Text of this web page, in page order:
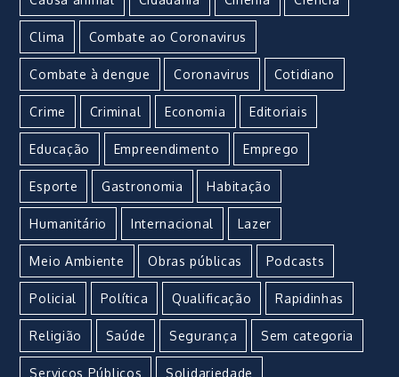
Clima Combate ao Coronavirus
Combate à dengue Coronavirus Cotidiano
Crime Criminal Economia Editoriais
Educação Empreendimento Emprego
Esporte Gastronomia Habitação
Humanitário Internacional Lazer
Meio Ambiente Obras públicas Podcasts
Policial Política Qualificação Rapidinhas
Religião Saúde Segurança Sem categoria
Serviços Públicos Solidariedade